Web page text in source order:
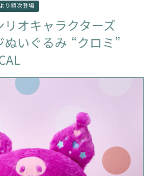
より順次登場
リオキャラクターズ
ぬいぐるみ “クロミ”